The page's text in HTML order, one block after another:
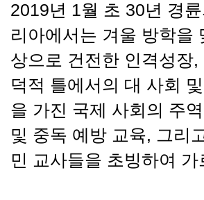
2019년 1월 초 30년 경
리아에서는 겨울 방학을
상으로 건전한 인격성장
덕적 틀에서의 대 사회
을 가진 국제 사회의 주
및 중독 예방 교육, 그리
민 교사들을 초빙하여 가